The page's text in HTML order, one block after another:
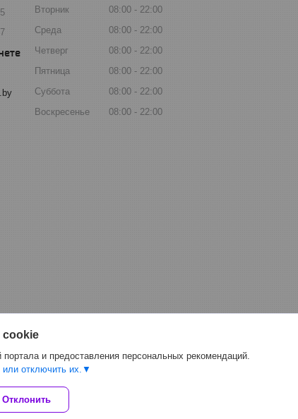
Вторник
08:00
22:00
Среда
08:00
22:00
Четверг
08:00
22:00
Пятница
08:00
22:00
Суббота
08:00
22:00
Воскресенье
08:00 22:00
Deal.by
cookies
cookie
и предоставления персональных рекомендаций.
отключить их.
Отклонить